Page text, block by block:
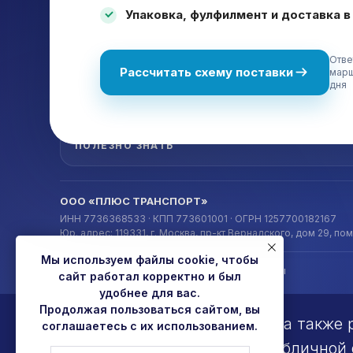
Упаковка, фулфилмент и доставка
Рассчитать схему поставки
дня
Белая доставка
Товары для маркетплейсов
Доставка станков из Китая
Калькулятор
Все
ПОЛЕЗНО ЗНАТЬ
ООО «ПЛЮС ТРАНСПОРТ»
ИНН 7736368533 · КПП 773601001 · ОГРН 1257700182167
Юр. адрес: 119331, г. Москва, пр-кт Вернадского, дом 29,
2026 Плюс Транспорт Главная Контакты
Мы используем файлы cookie, чтобы
сайт работал корректно и был
удобнее для вас.
Продолжая пользоваться сайтом, вы
соглашаетесь с их использованием.
Цены, указанные на сайте, а
характер и не являются